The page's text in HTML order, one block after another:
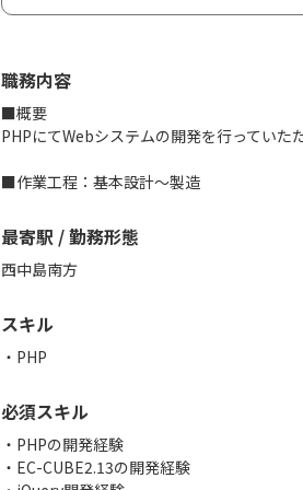
職務内容
■概要
PHPにてWebシステムの開発を行っていた
■作業工程：基本設計～製造
最寄駅 / 勤務形態
西中島南方
スキル
PHP
必須スキル
・PHPの開発経験
・EC-CUBE2.13の開発経験